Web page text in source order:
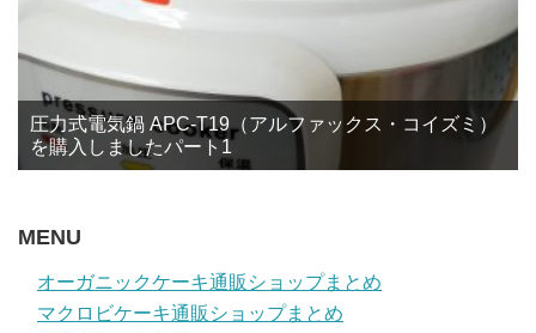
圧力式電気鍋 APC-T19（アルファックス・コイズミ）
を購入しましたパート1
MENU
オーガニックケーキ通販ショップまとめ
マクロビケーキ通販ショップまとめ